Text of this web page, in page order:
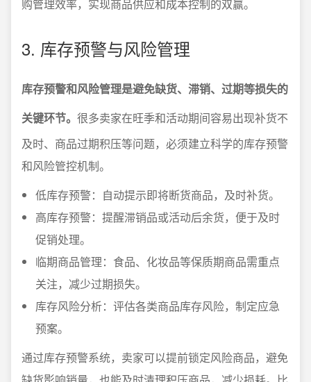
购管理效率，实现商品供应和成本控制的双赢。
3. 库存预警与风险管理
库存预警和风险管理是避免缺货、滞销、过期等损失的
关键环节。 很多卖家在旺季和活动期间容易出现补货不
及时、商品过期积压等问题，必须建立科学的库存预警
和风险管控机制。
低库存预警：自动提示即将断货商品，及时补货。
高库存预警：提醒滞销品或活动后余货，便于及时
促销处理。
临期商品管理：食品、化妆品等保质期商品需重点
关注，减少过期损失。
库存风险分析：评估各类商品库存风险，制定应急
预案。
通过库存预警系统，卖家可以提前锁定风险商品，避免